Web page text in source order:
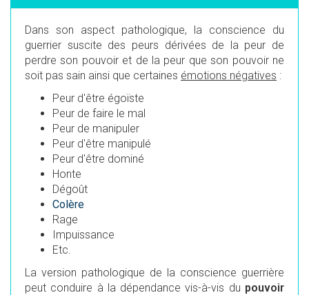
Dans son aspect pathologique, la conscience du
guerrier suscite des peurs dérivées de la peur de
perdre son pouvoir et de la peur que son pouvoir ne
soit pas sain ainsi que certaines émotions négatives :
Peur d'être égoïste
Peur de faire le mal
Peur de manipuler
Peur d'être manipulé
Peur d'être dominé
Honte
Dégoût
Colère
Rage
Impuissance
Etc.
La version pathologique de la conscience guerrière
peut conduire à la dépendance vis-à-vis du pouvoir